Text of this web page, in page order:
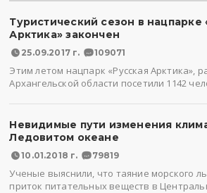
Туристический сезон в нацпарке
Арктика» закончен
25.09.2017 г. 109071
Этим летом нацпарк «Русская Арктика»,
Архангельской области посетили 1142
Невидимые пути изменения
Ледовитом океане
10.01.2018 г. 79819
Ученые выяснили, что таяние морского
приток питательных веществ в